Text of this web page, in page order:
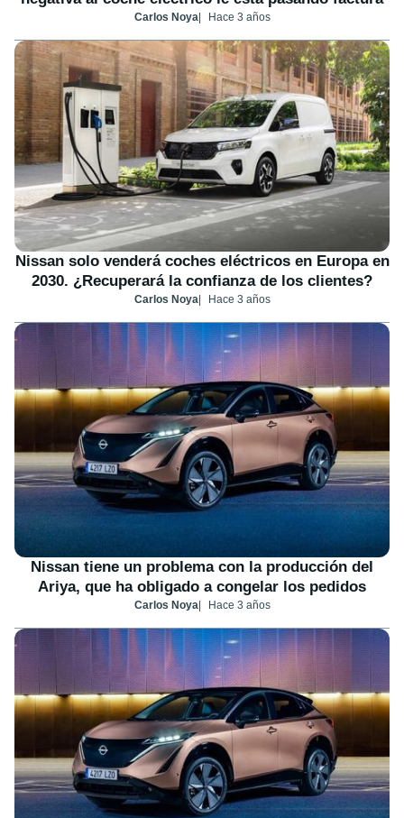
Carlos Noya Hace 3 años
Nissan solo venderá coches eléctricos en Europa en
2030. ¿Recuperará la confianza de los clientes?
Carlos Noya Hace 3 años
Nissan tiene un problema con la producción del
Ariya, que ha obligado a congelar los pedidos
Carlos Noya Hace 3 años